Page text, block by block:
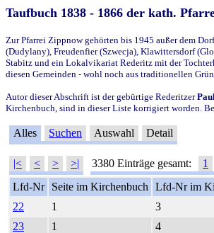
Taufbuch 1838 - 1866 der kath.
Zur Pfarrei Zippnow gehörten bis 1945 außer dem
(Dudylany), Freudenfier (Szwecja), Klawittersdorf
Stabitz und ein Lokalvikariat Rederitz mit der
diesen Gemeinden - wohl noch aus traditionellen
Autor dieser Abschrift ist der gebürtige Rederitzer
Kirchenbuch, sind in dieser Liste korrigiert worden.
Alles Suchen Auswahl Detail
|< < > >| 3380 Einträge gesamt: 1
Lfd-Nr
Seite im Kirchenbuch Lfd-Nr im
22
1 3
23
1 4